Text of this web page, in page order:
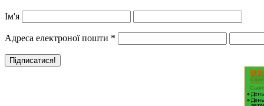
Ім'я
Адреса електроної пошти *